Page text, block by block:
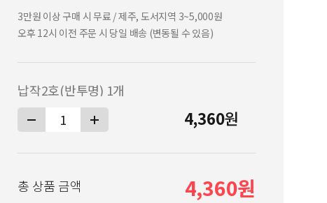
3만원 이상 구매 시 무료 / 제주, 도서지역 3~5,000원
오후 12시 이전 주문 시 당일 배송 (변동될 수 있음)
납작2호(반투명) 1개
4,360원
총 상품 금액 4,360